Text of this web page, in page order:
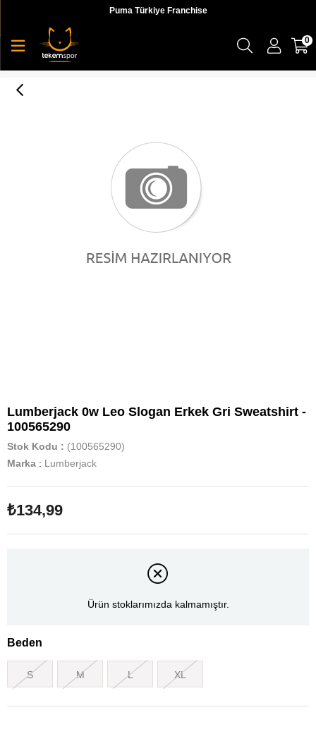
Puma Türkiye Franchise
0
Lumberjack 0w Leo Slogan Erkek Gri Sweatshirt -
100565290
Stok Kodu
(100565290)
Marka : Lumberjack
₺134,99
Ürün stoklarımızda kalmamıştır.
Beden
S M L XL